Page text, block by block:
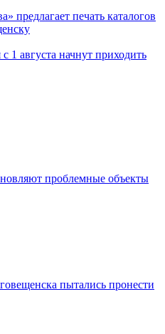
предлагает печать каталогов
1 августа начнут приходить
проблемные объекты
пытались пронести